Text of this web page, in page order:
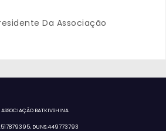
Da Associação
ASSOCIAÇÃO BATKIVSHINA
DUNS:449773793